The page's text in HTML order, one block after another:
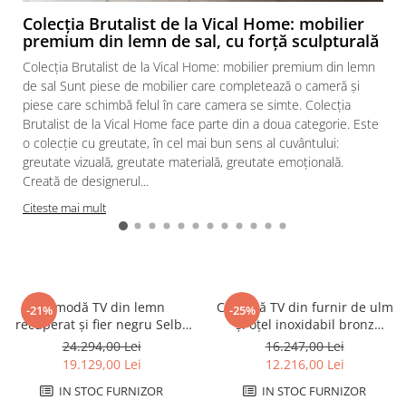
Colecția Brutalist de la Vical Home: mobilier
premium din lemn de sal, cu forță sculpturală
Colecția Brutalist de la Vical Home: mobilier premium din lemn
de sal Sunt piese de mobilier care completează o cameră și
piese care schimbă felul în care camera se simte. Colecția
Brutalist de la Vical Home face parte din a doua categorie. Este
o colecție cu greutate, în cel mai bun sens al cuvântului:
greutate vizuală, greutate materială, greutate emoțională.
Creată de designerul...
Citeste mai mult
-21%Comodă TV din lemn
recuperat și fier negru Selby
253 x 45 x 60 cm
24.294,00 Lei
19.129,00 Lei
IN STOC FURNIZOR
-25%
Comodă TV din furnir de ulm
și oțel inoxidabil bronz
Bournel 200 x 42 x 55 cm
16.247,00 Lei
12.216,00 Lei
IN STOC FURNIZOR